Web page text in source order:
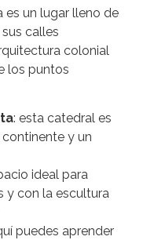
es un lugar lleno de
calles
colonial
los puntos
: esta catedral es
y un
ideal para
y con la escultura
puedes aprender